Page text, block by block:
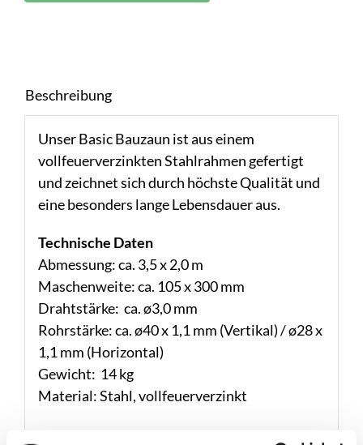
Beschreibung
Unser Basic Bauzaun ist aus einem
vollfeuerverzinkten Stahlrahmen gefertigt
und zeichnet sich durch höchste Qualität und
eine besonders lange Lebensdauer aus.
Technische Daten
Abmessung: ca. 3,5 x 2,0 m
Maschenweite: ca. 105 x 300 mm
Drahtstärke: ca. ø3,0 mm
Rohrstärke: ca. ø40 x 1,1 mm (Vertikal) / ø28 x
1,1 mm (Horizontal)
Gewicht: 14 kg
Material: Stahl, vollfeuerverzinkt